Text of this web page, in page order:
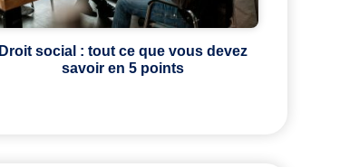
Droit social : tout ce que vous devez
savoir en 5 points